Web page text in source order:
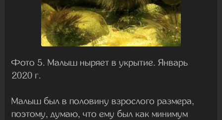
Фото 5. Малыш ныряет в укрытие. Январь
2020 г.
Малыш был в половину взрослого размера,
поэтому, думаю, что ему был как минимум